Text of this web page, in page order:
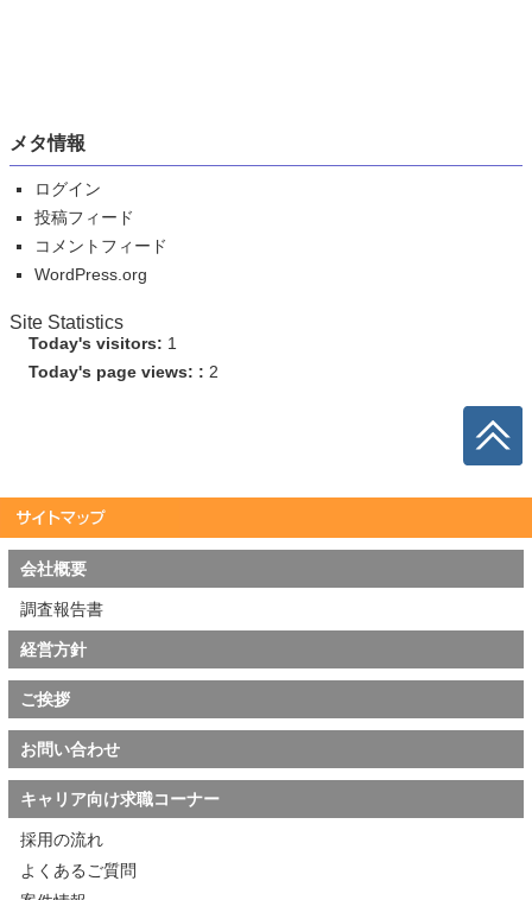
メタ情報
ログイン
投稿フィード
コメントフィード
WordPress.org
Site Statistics
Today's visitors: 1
Today's page views: : 2
会社概要
調査報告書
経営方針
ご挨拶
お問い合わせ
キャリア向け求職コーナー
採用の流れ
よくあるご質問